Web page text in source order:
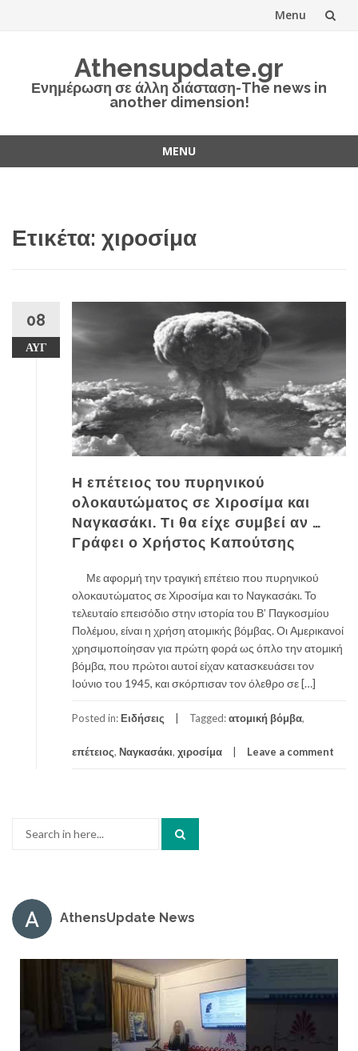
Menu
Athensupdate.gr
Ενημέρωση σε άλλη διάσταση-The news in
another dimension!
MENU
Ετικέτα: χιροσίμα
08
ΑΥΓ
Η επέτειος του πυρηνικού
ολοκαυτώματος σε Χιροσίμα και
Ναγκασάκι. Τι θα είχε συμβεί αν …
Γράφει ο Χρήστος Καπούτσης
Με αφορμή την τραγική επέτειο που πυρηνικού
ολοκαυτώματος σε Χιροσίμα και το Ναγκασάκι. Το
τελευταίο επεισόδιο στην ιστορία του Β’ Παγκοσμίου
Πολέμου, είναι η χρήση ατομικής βόμβας. Οι Αμερικανοί
χρησιμοποίησαν για πρώτη φορά ως όπλο την ατομική
βόμβα, που πρώτοι αυτοί είχαν κατασκευάσει τον
Ιούνιο του 1945, και σκόρπισαν τον όλεθρο σε […]
Posted in: Ειδήσεις Tagged:ατομική βόμβα,
επέτειος, Ναγκασάκι, χιροσίμα Leave a comment
AthensUpdate News